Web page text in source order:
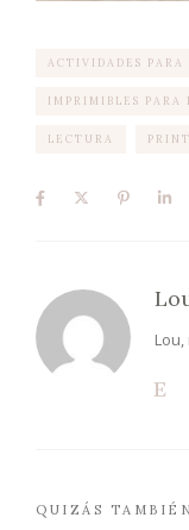
ACTIVIDADES PARA
IMPRIMIBLES PARA
LECTURA
QUIZÁS